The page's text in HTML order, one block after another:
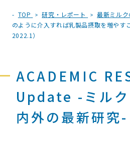
TOP 研究・レポート 最新ミル
のように介入すれば乳製品摂取を増や
2022.1）
ACADEMIC
Update -ミルク
内外の最新研究-